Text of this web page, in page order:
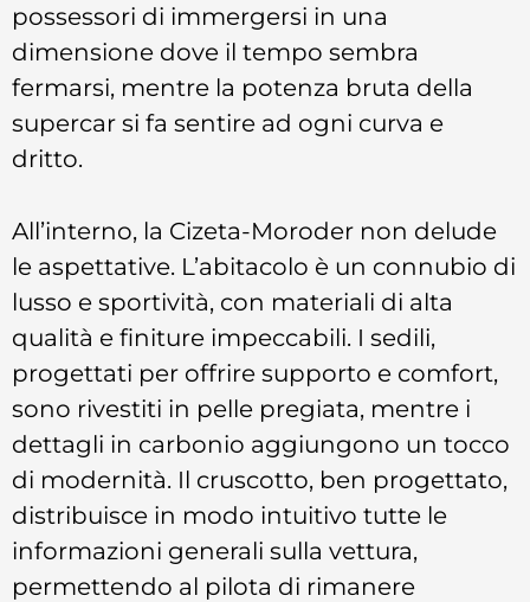
possessori di immergersi in una
dimensione dove il tempo sembra
fermarsi, mentre la potenza bruta della
supercar si fa sentire ad ogni curva e
dritto.
All’interno, la Cizeta-Moroder non delude
le aspettative. L’abitacolo è un connubio di
lusso e sportività, con materiali di alta
qualità e finiture impeccabili. I sedili,
progettati per offrire supporto e comfort,
sono rivestiti in pelle pregiata, mentre i
dettagli in carbonio aggiungono un tocco
di modernità. Il cruscotto, ben progettato,
distribuisce in modo intuitivo tutte le
informazioni generali sulla vettura,
permettendo al pilota di rimanere